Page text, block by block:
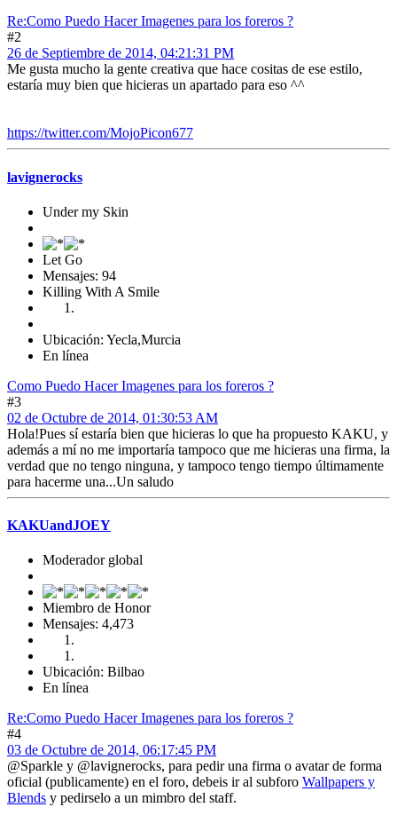
Re:Como Puedo Hacer Imagenes para los foreros ?
#2
26 de Septiembre de 2014, 04:21:31 PM
Me gusta mucho la gente creativa que hace cositas de ese estilo,
estaría muy bien que hicieras un apartado para eso ^^
https://twitter.com/MojoPicon677
lavignerocks
Under my Skin
Let Go
Mensajes: 94
Killing With A Smile
Ubicación: Yecla,Murcia
En línea
Como Puedo Hacer Imagenes para los foreros ?
#3
02 de Octubre de 2014, 01:30:53 AM
Hola!Pues sí estaría bien que hicieras lo que ha propuesto KAKU, y
además a mí no me importaría tampoco que me hicieras una firma, la
verdad que no tengo ninguna, y tampoco tengo tiempo últimamente
para hacerme una...Un saludo
KAKUandJOEY
Moderador global
Miembro de Honor
Mensajes: 4,473
Ubicación: Bilbao
En línea
Re:Como Puedo Hacer Imagenes para los foreros ?
#4
03 de Octubre de 2014, 06:17:45 PM
@Sparkle y @lavignerocks, para pedir una firma o avatar de forma
oficial (publicamente) en el foro, debeis ir al subforo Wallpapers y
Blends y pedirselo a un mimbro del staff.